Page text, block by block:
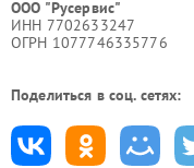
ООО "Русервис"
ИНН 7702633247
ОГРН 1077746335776
Поделиться в соц. сетях: